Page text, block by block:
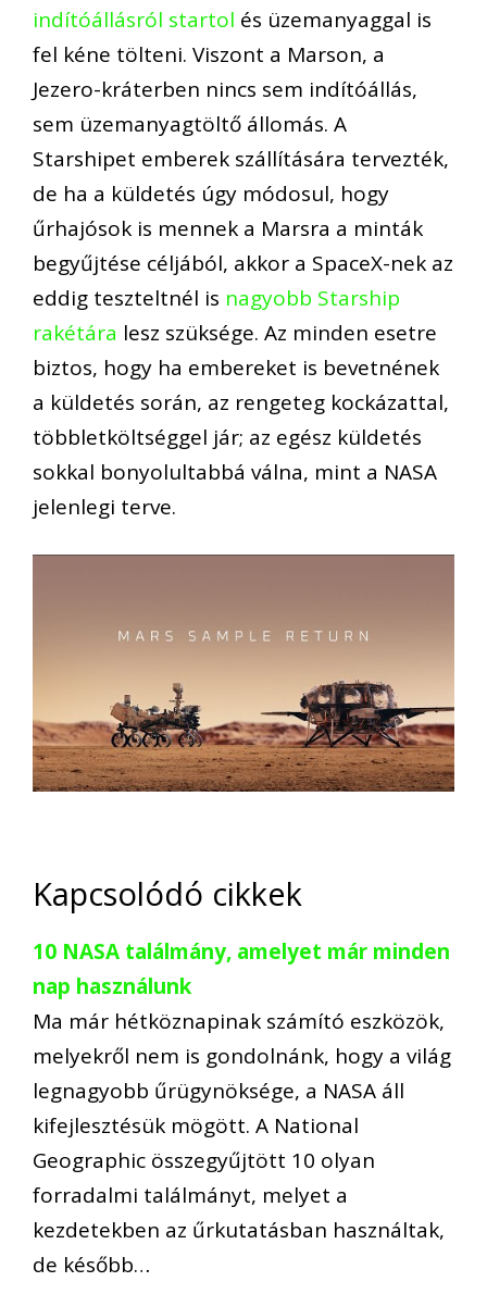
indítóállásról startol és üzemanyaggal is
fel kéne tölteni. Viszont a Marson, a
Jezero-kráterben nincs sem indítóállás,
sem üzemanyagtöltő állomás. A
Starshipet emberek szállítására tervezték,
de ha a küldetés úgy módosul, hogy
űrhajósok is mennek a Marsra a minták
begyűjtése céljából, akkor a SpaceX-nek az
eddig teszteltnél is nagyobb Starship
rakétára lesz szüksége. Az minden esetre
biztos, hogy ha embereket is bevetnének
a küldetés során, az rengeteg kockázattal,
többletköltséggel jár; az egész küldetés
sokkal bonyolultabbá válna, mint a NASA
jelenlegi terve.
Kapcsolódó cikkek
10 NASA találmány, amelyet már minden
nap használunk
Ma már hétköznapinak számító eszközök,
melyekről nem is gondolnánk, hogy a világ
legnagyobb űrügynöksége, a NASA áll
kifejlesztésük mögött. A National
Geographic összegyűjtött 10 olyan
forradalmi találmányt, melyet a
kezdetekben az űrkutatásban használtak,
de később…